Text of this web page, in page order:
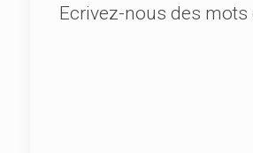
Ecrivez-nous des mots